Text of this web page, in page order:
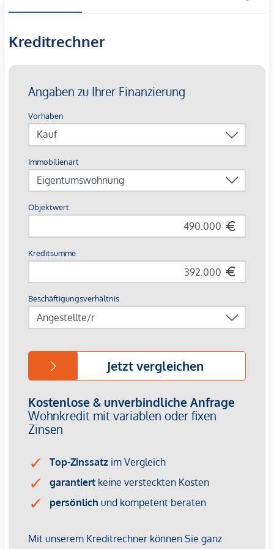
Die Wohnanlage umfasst insgesamt acht hochwertige
Einheiten – davon drei Eigentumswohnungen, teilweise mit
privaten Gartenflächen, sowie fünf Mietwohnungen mit
und Genießen einladen.
Ein Zuhause, das Licht, Komfort und Lebensqualität auf
besondere Weise verbindet.
*Der Vertrag kommt nicht mit der INFINA Credit Broker
GmbH zustande. Das Objekt wird von einem externen
Immobilienunternehmen angeboten. Allfällige aus dem
Vertragsabschluss resultierende Rechte sind ausschließlich
gegenüber dem anbietenden Immobilienunternehmen
geltend zu machen. Wir weisen Sie darauf hin, dass die
gemachten Angaben und Informationen lediglich
unverbindliche Vorabinformationen sind und daher ohne
Gewähr erfolgen. Der Vermittler ist als Doppelmakler tätig.
Kreditrechner